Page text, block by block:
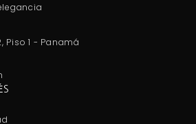
Piso 1 - Panamá